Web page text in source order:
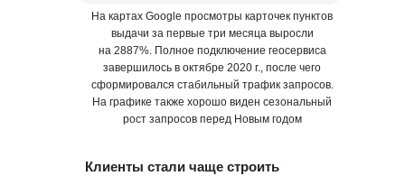
На картах Google просмотры карточек пунктов
выдачи за первые три месяца выросли
на 2887%. Полное подключение геосервиса
завершилось в октябре 2020 г., после чего
сформировался стабильный трафик запросов.
На графике также хорошо виден сезональный
рост запросов перед Новым годом
Клиенты стали чаще строить